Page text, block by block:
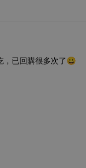
，已回購很多次了😀